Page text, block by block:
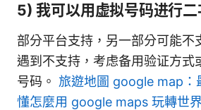
5) 我可以用虚拟号码进行二
部分平台支持，另一部分可能不
遇到不支持，考虑备用验证方式
号码。 旅遊地圖 google map：
懂怎麼用 google maps 玩轉世